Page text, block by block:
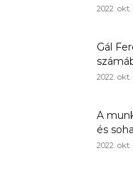
2022. okt.
Gál
2022. okt.
A
és
2022. okt.